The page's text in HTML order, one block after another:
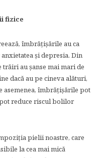
fizice
îmbrățișările au ca
și depresia. Din
trăiri au șanse mai mari de
dacă au pe cineva alături,
asemenea, îmbrățișările pot
reduce riscul bolilor
pielii noastre, care
la cea mai mică